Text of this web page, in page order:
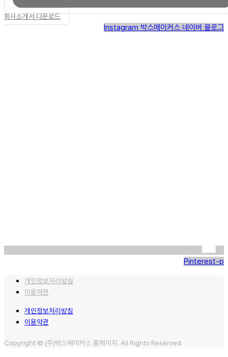
회사소개서 다운로드
Instagram 박스메이커스 네이버 블로그
Pinterest-p
개인정보처리방침
이용약관
개인정보처리방침
이용약관
Copyright © (주)박스메이커스 홈페이지. All Rights Reserved